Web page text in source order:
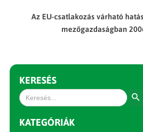
Az EU-csatlakozás várható
mezőgazdaságban
KERESÉS
Search
for:
KATEGÓRIÁK